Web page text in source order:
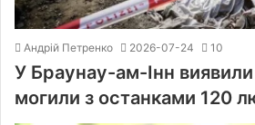
Андрій Петренко 2026-07-24 10
У Браунау-ам-Інн виявили
могили з останками 120